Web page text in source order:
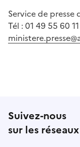
Service de presse
Tél : 01 49 55 60 11
Suivez-nous
sur les